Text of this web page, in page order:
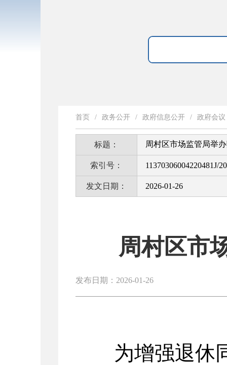
首页 / 政务公开 / 政府信息公开 / 政府会议
标题： 周村区市场监管局举
索引号： 11370306004220481J/
发文日期： 2026-01-26
周村区市
发布日期：2026-01-26
为增强退休